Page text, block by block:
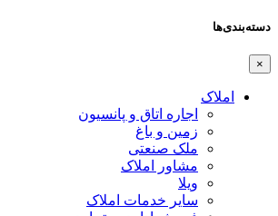
دسته‌بندی‌ها
×
املاک
اجاره اتاق و پانسیون
زمین و باغ
ملک صنعتی
مشاور املاک
ویلا
سایر خدمات املاک